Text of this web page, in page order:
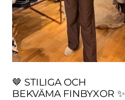
🤎 STILIGA OCH
BEKVÄMA FINBYXOR ✨